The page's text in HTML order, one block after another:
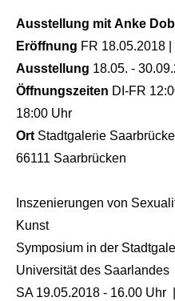
Ausstellung mit Anke
Eröffnung FR 18.05.2018
Ausstellung 18.05. -
Öffnungszeiten DI-FR
18:00 Uhr
Ort Stadtgalerie
66111 Saarbrücken
Inszenierungen von
Kunst
Symposium in der
Universität des Saarlandes
SA 19.05.2018 - 16.00